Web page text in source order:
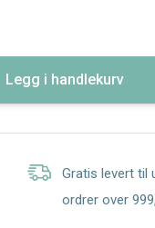
Legg i handlekurv
Gratis levert til
ordrer over